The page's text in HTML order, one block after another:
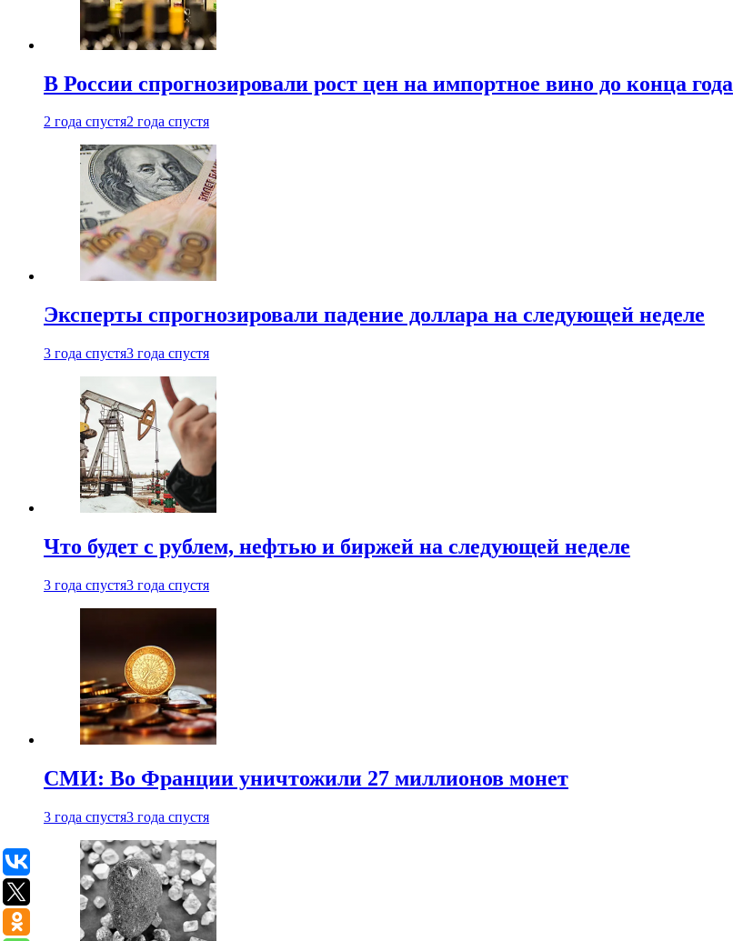
В России спрогнозировали рост цен на импортное вино до конца года
2 года спустя2 года спустя
Эксперты спрогнозировали падение доллара на следующей неделе
3 года спустя3 года спустя
Что будет с рублем, нефтью и биржей на следующей неделе
3 года спустя3 года спустя
СМИ: Во Франции уничтожили 27 миллионов монет
3 года спустя3 года спустя